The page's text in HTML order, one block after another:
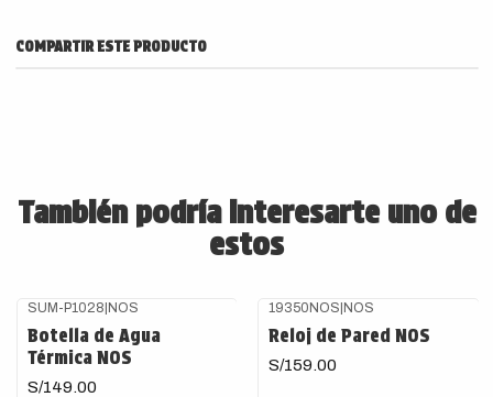
COMPARTIR ESTE PRODUCTO
También podría interesarte uno de
estos
SUM-P1028|NOS
Botella de Agua
Térmica NOS
S/149.00
19350NOS|NOS
Reloj de Pared NOS
S/159.00